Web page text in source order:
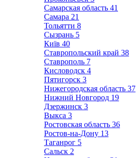
Самарская область 41
Самара 21
Тольятти 8
Сызрань 5
Київ 40
Ставропольский край 38
Ставрополь 7
Кисловодск 4
Пятигорск 3
Нижегородская область 37
Нижний Новгород 19
Дзержинск 3
Выкса 3
Ростовская область 36
Ростов-на-Дону 13
Таганрог 5
Сальск 2